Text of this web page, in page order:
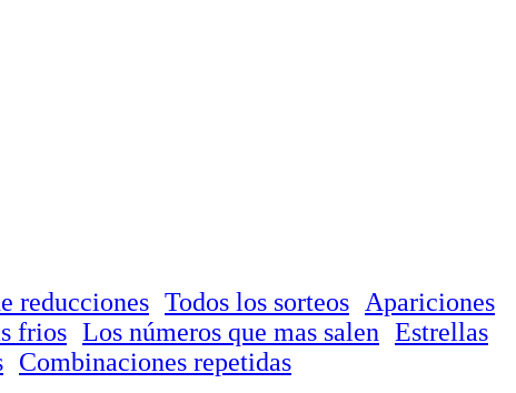
reducciones Todos los sorteos
Apariciones
frios Los números que mas salen Estrellas
Combinaciones repetidas